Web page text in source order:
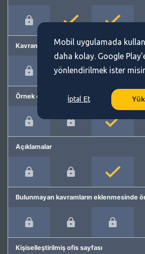
Kavram önerme
Örnek cümleler
Açıklamalar
Bulunmayan kavramların eklenmesinde
Kişiselleştirilmiş ofis sayfası
Mobil uygulamada
daha kolay. Google
yönlendirilmek ister
İptal Et